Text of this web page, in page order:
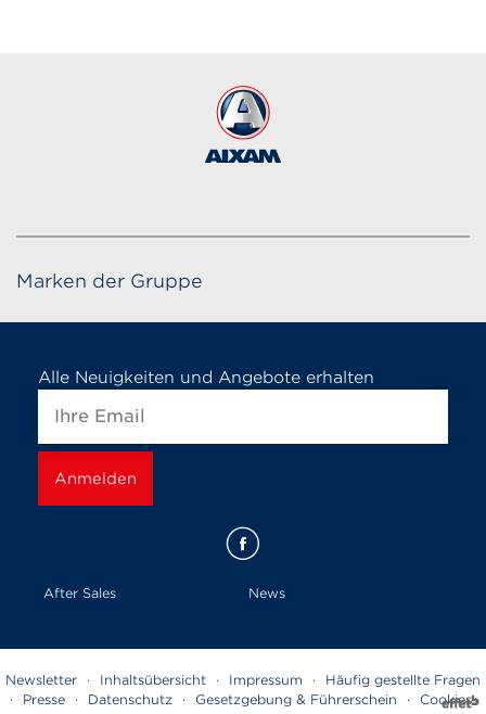
Marken der Gruppe
Alle Neuigkeiten und Angebote erhalten
After Sales News
Newsletter · Inhaltsübersicht · Impressum ·
Häufig gestellte Fragen
·
Presse · Datenschutz · Gesetzgebung & Führerschein · Cookies